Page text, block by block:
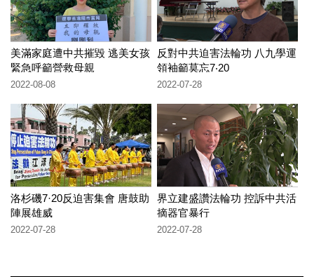
美滿家庭遭中共摧毀 逃美女孩
緊急呼籲營救母親
2022-08-08
反對中共迫害法輪功 八九學運
領袖籲莫忘7‧20
2022-07-28
洛杉磯7·20反迫害集會 唐鼓助
陣展雄威
2022-07-28
界立建盛讚法輪功 控訴中共活
摘器官暴行
2022-07-28